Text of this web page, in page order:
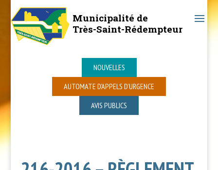
Municipalité de
Très-Saint-Rédempteur
NOUVELLES
AUTOMATE D’APPELS D’URGENCE
AVIS PUBLICS